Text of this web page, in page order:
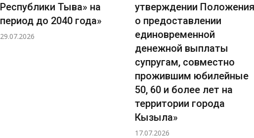
Республики Тыва» на
период до 2040 года»
29.07.2026
утверждении Положения
о предоставлении
единовременной
денежной выплаты
супругам, совместно
прожившим юбилейные
50, 60 и более лет на
территории города
Кызыла»
17.07.2026